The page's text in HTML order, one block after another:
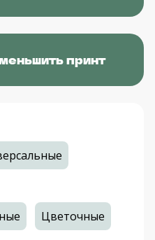
принт
Цветочные